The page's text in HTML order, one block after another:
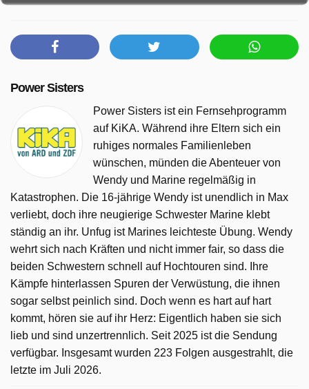
Power Sisters
Power Sisters ist ein Fernsehprogramm
auf KiKA. Während ihre Eltern sich ein
ruhiges normales Familienleben
wünschen, münden die Abenteuer von
Wendy und Marine regelmäßig in
Katastrophen. Die 16-jährige Wendy ist unendlich in Max
verliebt, doch ihre neugierige Schwester Marine klebt
ständig an ihr. Unfug ist Marines leichteste Übung. Wendy
wehrt sich nach Kräften und nicht immer fair, so dass die
beiden Schwestern schnell auf Hochtouren sind. Ihre
Kämpfe hinterlassen Spuren der Verwüstung, die ihnen
sogar selbst peinlich sind. Doch wenn es hart auf hart
kommt, hören sie auf ihr Herz: Eigentlich haben sie sich
lieb und sind unzertrennlich. Seit 2025 ist die Sendung
verfügbar. Insgesamt wurden 223 Folgen ausgestrahlt, die
letzte im Juli 2026.